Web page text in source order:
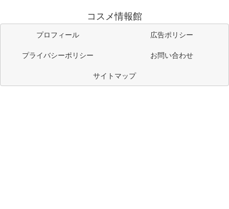
コスメ情報館
プロフィール
広告ポリシー
プライバシーポリシー
お問い合わせ
サイトマップ